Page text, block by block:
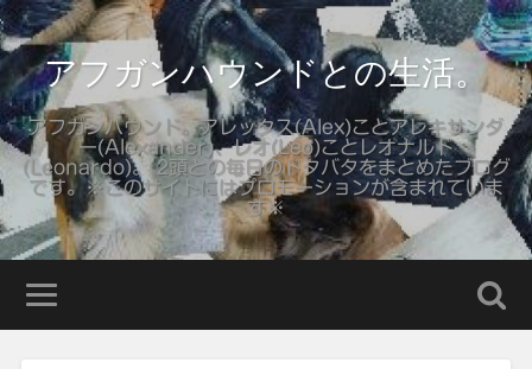
アフガンハウンドとの生活。
アフガンハウンド。アレックス(Alex)ことアレキサンダ
ー(Alexander)、レオ(Leo)ことレオナルド
(Leonardo)。 2頭との毎日のドタバタをまとめたブログ
です。※このサイトにはプロモーションが含まれていま
す※